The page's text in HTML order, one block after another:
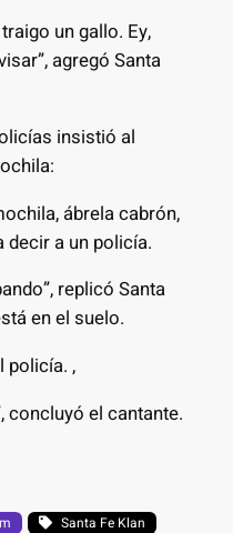
un gallo. Ey,
agregó Santa
insistió al
ábrela cabrón,
decir a un policía.
replicó Santa
en el suelo.
policía. ,
concluyó el cantante.
Santa Fe Klan